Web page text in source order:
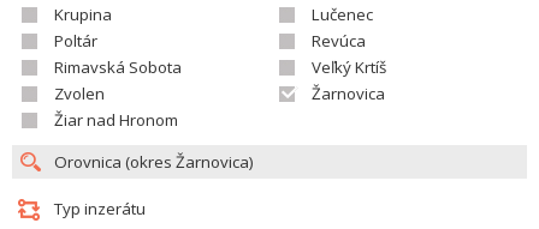
Krupina
Lučenec
Poltár
Revúca
Rimavská Sobota
Veľký Krtíš
Zvolen
Žarnovica
Žiar nad Hronom
Typ inzerátu